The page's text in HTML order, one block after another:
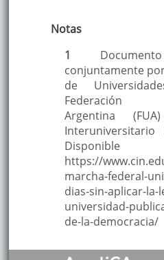
Notas
1
conjuntamente
de
Federación
Argentina
Interuniversitario
https://
marcha-federal-
dias-sin-aplicar-la-
universidad-
de-la-democracia/